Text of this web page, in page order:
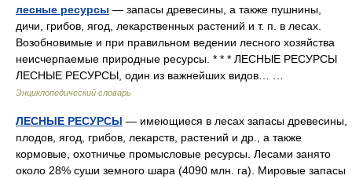
лесные ресурсы — запасы древесины, а также пушнины,
дичи, грибов, ягод, лекарственных растений и т. п. в лесах.
Возобновимые и при правильном ведении лесного хозяйства
неисчерпаемые природные ресурсы. * * * ЛЕСНЫЕ РЕСУРСЫ
ЛЕСНЫЕ РЕСУРСЫ, один из важнейших видов… …
Энциклопедический словарь
ЛЕСНЫЕ РЕСУРСЫ — имеющиеся в лесах запасы древесины,
плодов, ягод, грибов, лекарств, растений и др., а также
кормовые, охотничье промысловые ресурсы. Лесами занято
около 28% суши земного шара (4090 млн. га). Мировые запасы